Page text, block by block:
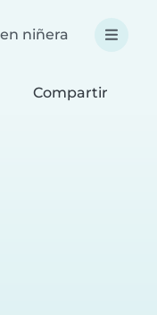
niñera
Compartir